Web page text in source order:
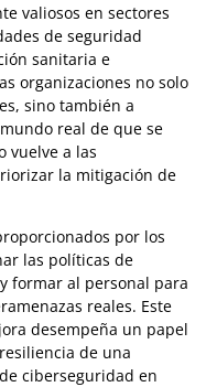
valiosos en sectores
de seguridad
sanitaria e
organizaciones no solo
sino también a
real de que se
vuelve a las
la mitigación de
por los
las políticas de
formar al personal para
reales. Este
desempeña un papel
de una
ciberseguridad en